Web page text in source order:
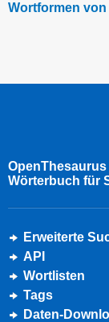
Wortformen
Wörterbuch für
Erweiterte
API
Wortlisten
Tags
Daten-